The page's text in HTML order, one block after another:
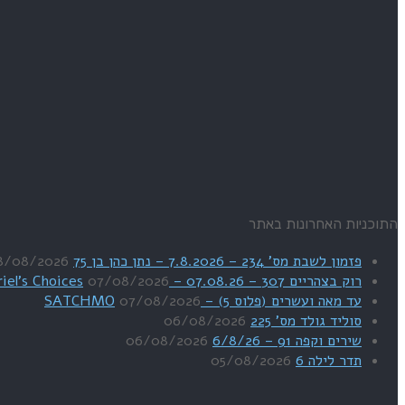
התוכניות האחרונות באתר
פזמון לשבת מס' 234 – 7.8.2026 – נתן כהן בן 75
08/2026
רוק בצהריים 307 – 07.08.26 – Uriel's Choices
07/08/2026
עד מאה ועשרים (פלוס 5) – SATCHMO
07/08/2026
סוליד גולד מס' 225
06/08/2026
שירים וקפה 91 – 6/8/26
06/08/2026
תדר לילה 6
05/08/2026